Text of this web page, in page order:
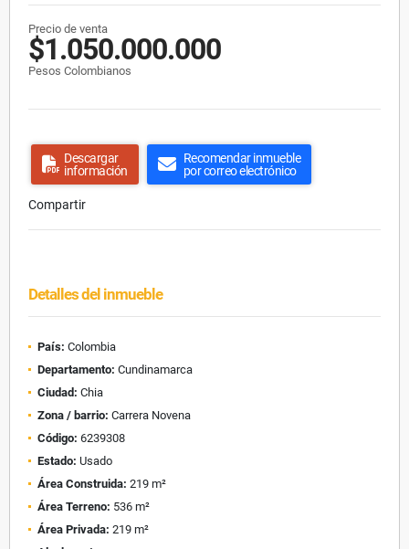
Precio de venta
$1.050.000.000
Pesos Colombianos
Descargar
información
Recomendar inmueble
por correo electrónico
Compartir
Detalles del inmueble
País: Colombia
Departamento: Cundinamarca
Ciudad: Chia
Zona / barrio: Carrera Novena
Código: 6239308
Estado: Usado
Área Construida: 219 m²
Área Terreno: 536 m²
Área Privada: 219 m²